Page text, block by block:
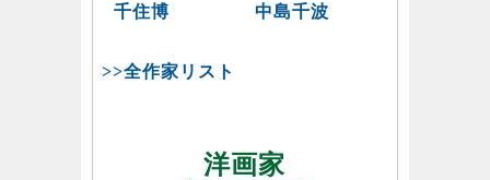
千住博 中島千波
>>全作家リスト
洋画家